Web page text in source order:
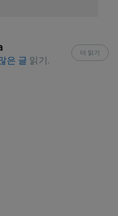
Psychiatry,
은 글 읽기.
더 읽기